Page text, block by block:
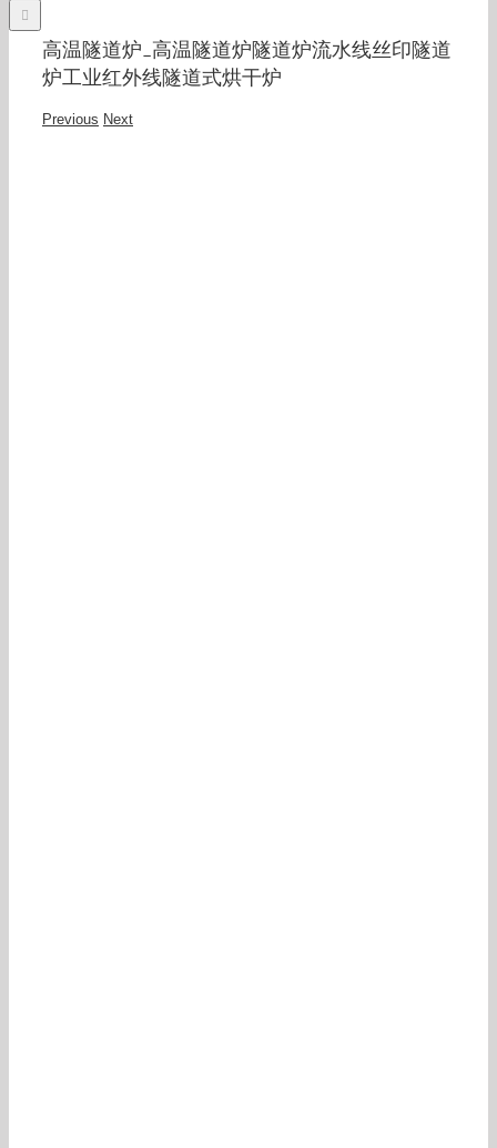
高温隧道炉_高温隧道炉隧道炉流水线丝印隧道
炉工业红外线隧道式烘干炉
Previous Next